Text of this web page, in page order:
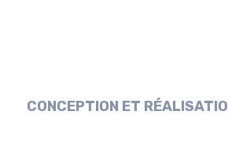
CONCEPTION ET